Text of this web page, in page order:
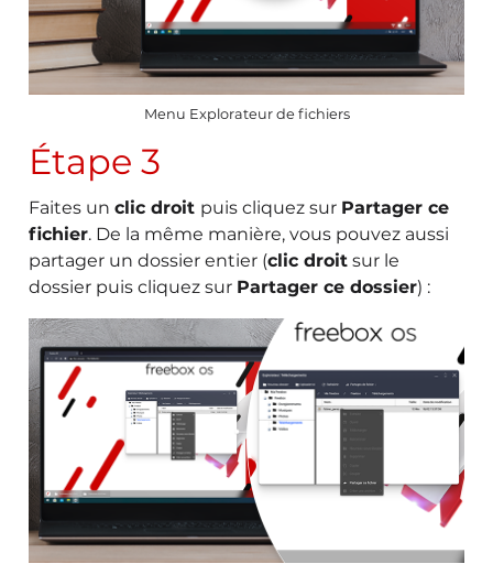
Menu Explorateur de fichiers
Étape 3
Faites unclic droit puis cliquez sur Partager ce
fichier. De la même manière, vous pouvez aussi
partager un dossier entier (clic droit sur le
dossier puis cliquez sur Partager ce dossier) :